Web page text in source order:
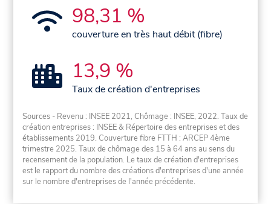
98,31 %
couverture en très haut débit (fibre)
13,9 %
Taux de création d'entreprises
Sources - Revenu : INSEE 2021, Chômage : INSEE, 2022. Taux de
création entreprises : INSEE & Répertoire des entreprises et des
établissements 2019. Couverture fibre FTTH : ARCEP 4ème
trimestre 2025. Taux de chômage des 15 à 64 ans au sens du
recensement de la population. Le taux de création d'entreprises
est le rapport du nombre des créations d'entreprises d'une année
sur le nombre d'entreprises de l'année précédente.